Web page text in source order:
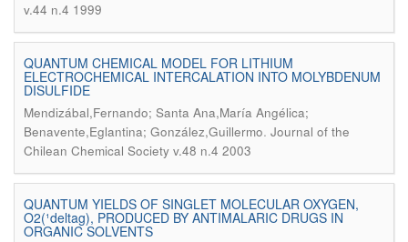
v.44 n.4 1999
QUANTUM CHEMICAL MODEL FOR LITHIUM
ELECTROCHEMICAL INTERCALATION INTO MOLYBDENUM
DISULFIDE
Mendizábal,Fernando; Santa Ana,María Angélica;
Benavente,Eglantina; González,Guillermo. Journal of the
Chilean Chemical Society v.48 n.4 2003
QUANTUM YIELDS OF SINGLET MOLECULAR OXYGEN,
O2(¹deltag), PRODUCED BY ANTIMALARIC DRUGS IN
ORGANIC SOLVENTS